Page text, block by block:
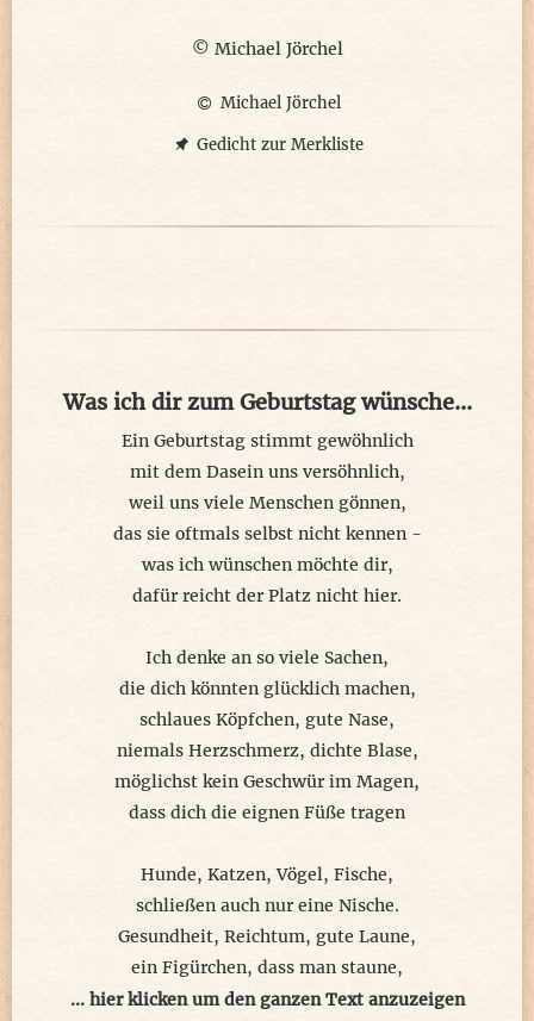
© Michael Jörchel
Michael Jörchel
Gedicht zur Merkliste
Was ich dir zum Geburtstag wünsche...
Ein Geburtstag stimmt gewöhnlich
mit dem Dasein uns versöhnlich,
weil uns viele Menschen gönnen,
das sie oftmals selbst nicht kennen -
was ich wünschen möchte dir,
dafür reicht der Platz nicht hier.
Ich denke an so viele Sachen,
die dich könnten glücklich machen,
schlaues Köpfchen, gute Nase,
niemals Herzschmerz, dichte Blase,
möglichst kein Geschwür im Magen,
dass dich die eignen Füße tragen
Hunde, Katzen, Vögel, Fische,
schließen auch nur eine Nische.
Gesundheit, Reichtum, gute Laune,
ein Figürchen, dass man staune,
so viel Wünsche für den Schatz
... hier klicken um den ganzen Text anzuzeigen